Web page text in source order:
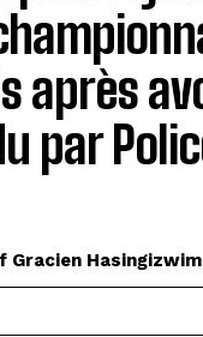
après
par
Gracien